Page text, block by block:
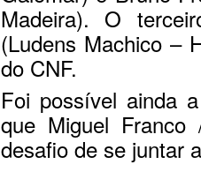
Madeira). O
(Ludens Machico –
do CNF.
Foi possível ainda
que Miguel
desafio de se juntar